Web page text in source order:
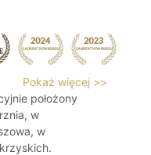
Pokaż więcej >>
położony
w
w